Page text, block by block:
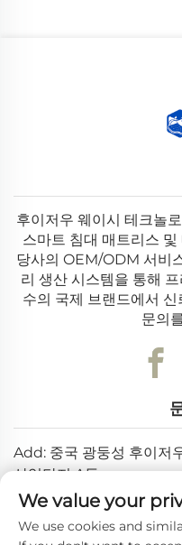
어뜨려 습기 축적, 먼지
방지함으로써 매트리스
산시켜 매트리스 특정
장기간 동안 형태와 지
예를 들어, 처진 침대 프
처지게 하여 척추 정렬
편함을 유발할 수 있습
제공하는 편안함과 지
침대 프레임은 다양한
스 스프링이 필요 없는
세를 맞춤 설정할 수 있
든 생활 방식과 침실 배
후이저우 웨이시 테크놀
스마트 침대 매트리스
당사의 OEM/ODM 서비
리 생산 시스템을 통해
수의 국제 브랜드에서
문의
Add: 중국 광둥성 후이저
산업단지 A동
이메일:[email
전화번호:+86-0752-
We value your
We use cookies and